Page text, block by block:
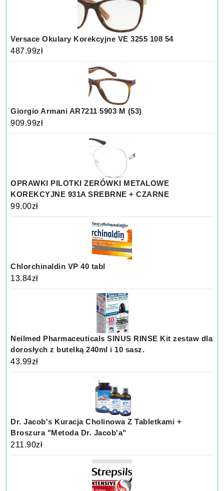
Versace Okulary Korekcyjne VE 3255 108 54
487.99zł
Giorgio Armani AR7211 5903 M (53)
909.99zł
OPRAWKI PILOTKI ZERÓWKI METALOWE
KOREKCYJNE 931A SREBRNE + CZARNE
99.00zł
Chlorchinaldin VP 40 tabl
13.84zł
Neilmed Pharmaceuticals SINUS RINSE Kit zestaw dla
dorosłych z butelką 240ml i 10 sasz.
43.99zł
Dr. Jacob's Kuracja Cholinowa Z Tabletkami +
Broszura "Metoda Dr. Jacob'a"
211.90zł